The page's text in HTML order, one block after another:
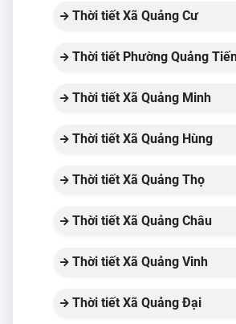
Thời tiết Xã Quảng Cư
Thời tiết Phường Quảng
Thời tiết Xã Quảng Minh
Thời tiết Xã Quảng Hùng
Thời tiết Xã Quảng Thọ
Thời tiết Xã Quảng Châu
Thời tiết Xã Quảng Vinh
Thời tiết Xã Quảng Đại